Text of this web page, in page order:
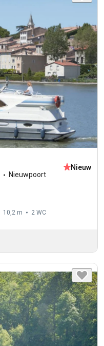
Nieuwpoort
Nieuw
10,2 m 2 WC